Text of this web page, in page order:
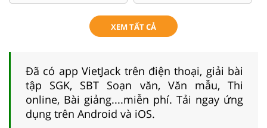
XEM TẤT CẢ
Đã có app VietJack trên điện thoại, giải bài
tập SGK, SBT Soạn văn, Văn mẫu, Thi
online, Bài giảng....miễn phí. Tải ngay ứng
dụng trên Android và iOS.